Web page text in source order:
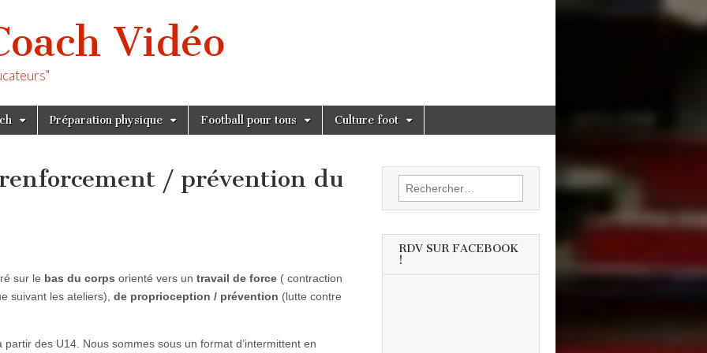
Vidéo
Préparation physique Football pour tous Culture foot
/ prévention du
sur le bas du corps orienté vers un travail de force ( contraction
suivant les ateliers), de proprioception / prévention (lutte contre
des U14. Nous sommes sous un format d’intermittent en
Rechercher :
RDV SUR FACEBOOK
!